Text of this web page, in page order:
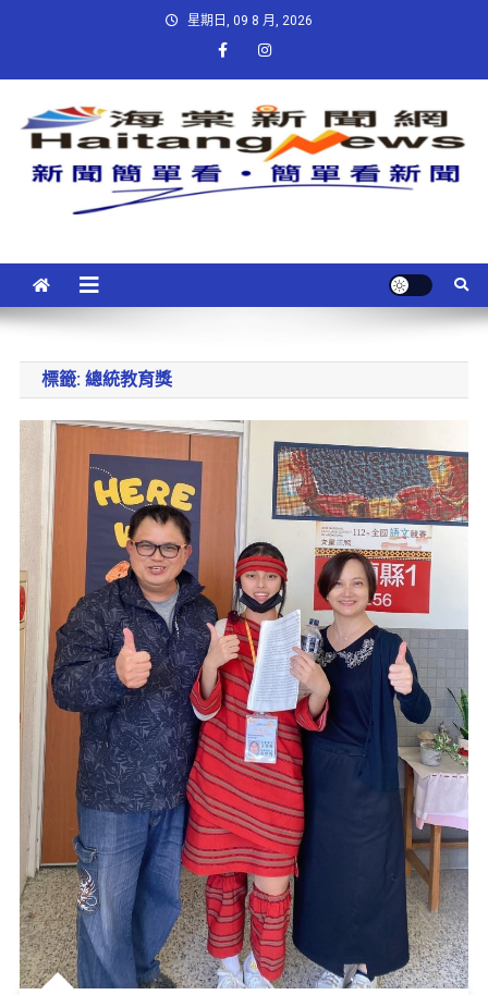
星期日, 09 8 月, 2026
標籤: 總統教育獎